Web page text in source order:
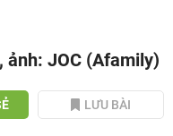
ảnh: JOC (Afamily)
LƯU BÀI